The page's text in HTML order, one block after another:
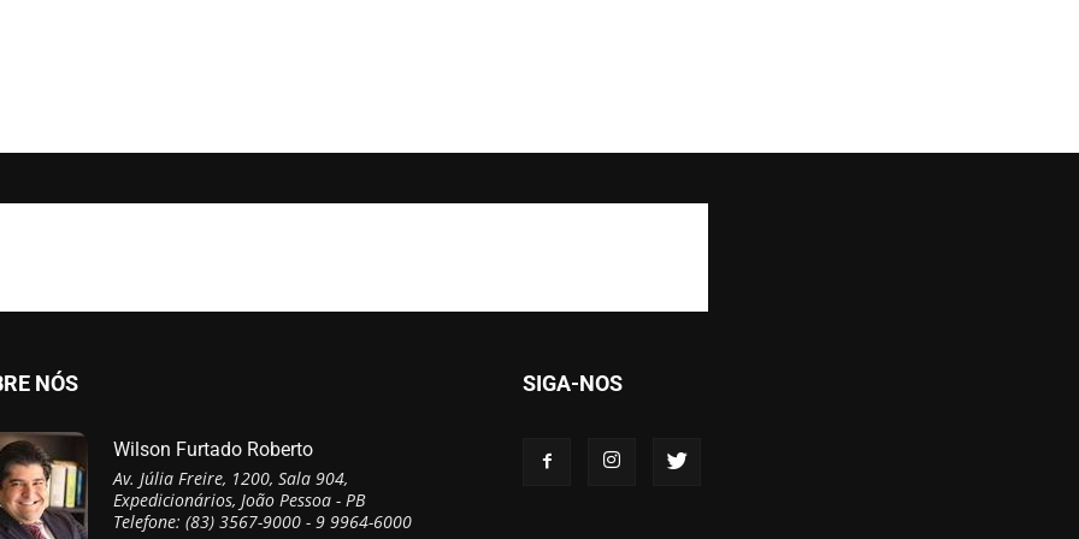
NÓS
Wilson Furtado Roberto
Av. Júlia Freire, 1200, Sala 904,
Expedicionários, João Pessoa - PB
Telefone: (83) 3567-9000 - 9 9964-6000
SIGA-NOS